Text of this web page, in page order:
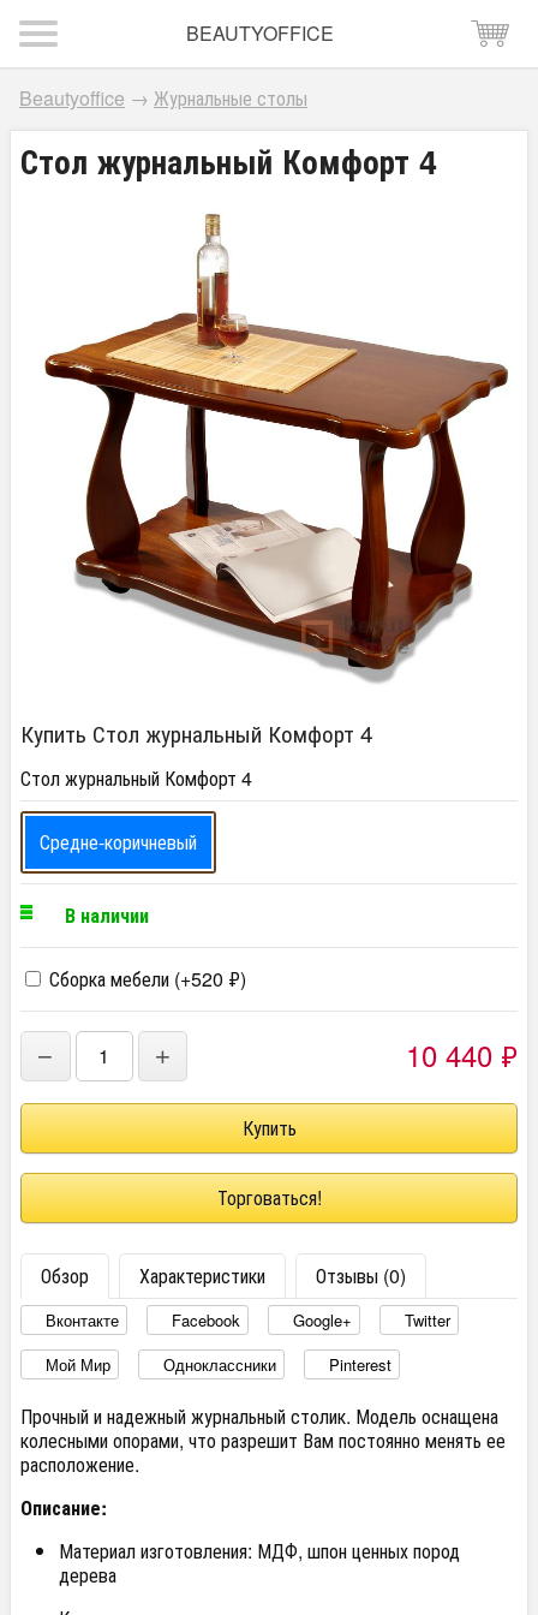
BEAUTYOFFICE
Beautyoffice → Журнальные столы
Стол журнальный Комфорт 4
Купить Стол журнальный Комфорт 4
Стол журнальный Комфорт 4
Средне-коричневый
В наличии
Сборка мебели (+520 ₽)
− + 10 440 ₽
Торговаться!
Обзор Характеристики Отзывы (0)
Вконтакте Facebook Google+
Twitter
Мой Мир
Одноклассники Pinterest
Прочный и надежный журнальный столик. Модель оснащена
колесными опорами, что разрешит Вам постоянно менять ее
расположение.
Описание:
Материал изготовления: МДФ, шпон ценных пород
дерева